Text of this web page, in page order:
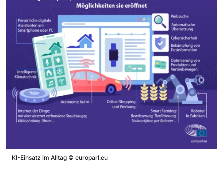
KI-Einsatz im Alltag © europarl.eu